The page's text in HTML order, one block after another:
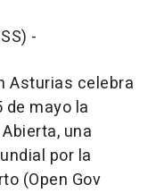
-
Asturias celebra
de mayo la
una
por la
(Open Gov